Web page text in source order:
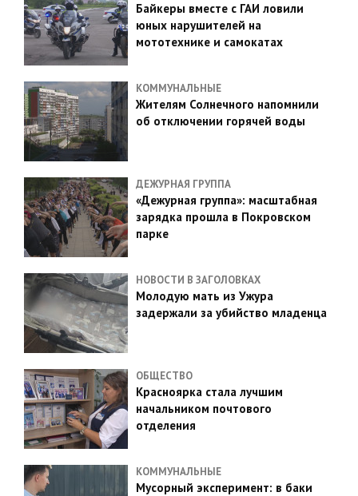
Байкеры вместе с ГАИ ловили
юных нарушителей на
мототехнике и самокатах
КОММУНАЛЬНЫЕ
Жителям Солнечного напомнили
об отключении горячей воды
ДЕЖУРНАЯ ГРУППА
«Дежурная группа»: масштабная
зарядка прошла в Покровском
парке
НОВОСТИ В ЗАГОЛОВКАХ
Молодую мать из Ужура
задержали за убийство младенца
ОБЩЕСТВО
Красноярка стала лучшим
начальником почтового
отделения
КОММУНАЛЬНЫЕ
Мусорный эксперимент: в баки